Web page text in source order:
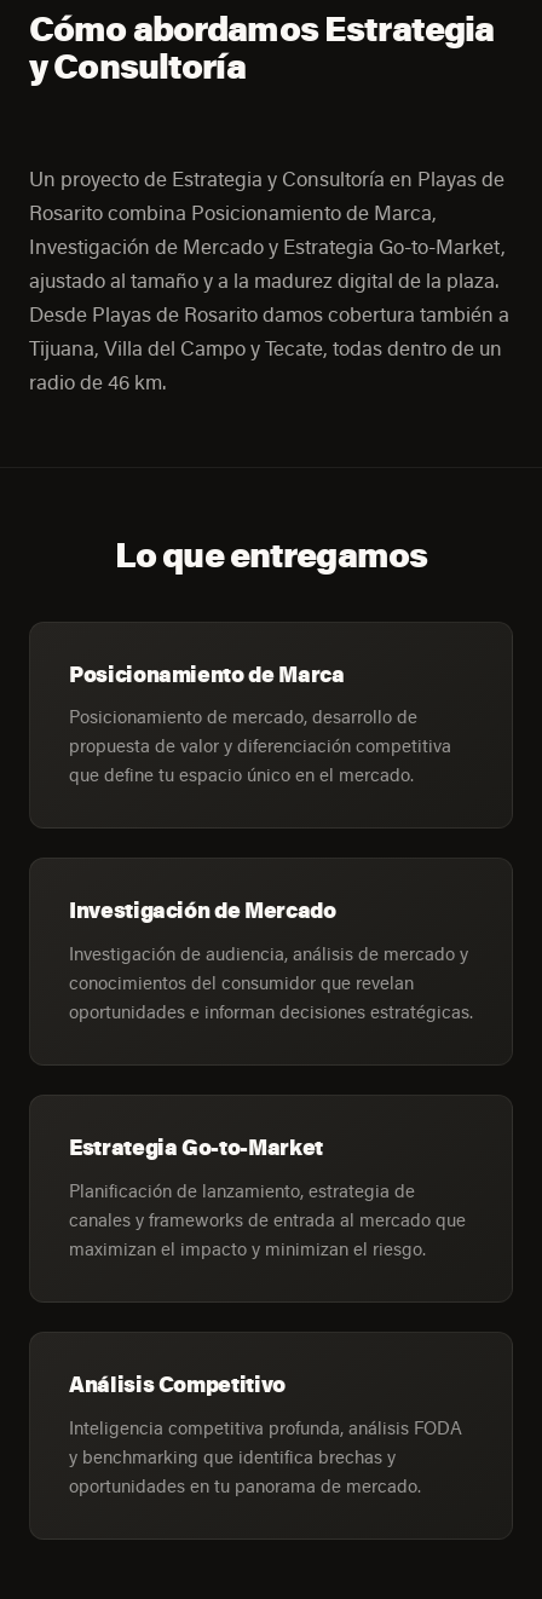
Cómo abordamos Estrategia
y Consultoría
Un proyecto de Estrategia y Consultoría en Playas de
Rosarito combina Posicionamiento de Marca,
Investigación de Mercado y Estrategia Go-to-Market,
ajustado al tamaño y a la madurez digital de la plaza.
Desde Playas de Rosarito damos cobertura también a
Tijuana, Villa del Campo y Tecate, todas dentro de un
radio de 46 km.
Lo que entregamos
Posicionamiento de Marca
Posicionamiento de mercado, desarrollo de
propuesta de valor y diferenciación competitiva
que define tu espacio único en el mercado.
Investigación de Mercado
Investigación de audiencia, análisis de mercado y
conocimientos del consumidor que revelan
oportunidades e informan decisiones estratégicas.
Estrategia Go-to-Market
Planificación de lanzamiento, estrategia de
canales y frameworks de entrada al mercado que
maximizan el impacto y minimizan el riesgo.
Análisis Competitivo
Inteligencia competitiva profunda, análisis FODA
y benchmarking que identifica brechas y
oportunidades en tu panorama de mercado.